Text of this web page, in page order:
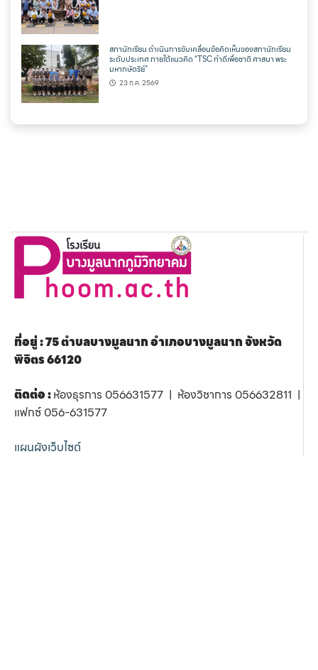
สภานักเรียน ดำเนินการขับเคลื่อนข้อคิดเห็นของสภานักเรียน
ระดับประเทศ ภายใต้แนวคิด “TSC ทำดีเพื่อชาติ ศาสนา พระ
มหากษัตริย์”
23 ก.ค. 2569
ที่อยู่ : 75 ตำบลบางมูลนาก อำเภอบางมูลนาก จังหวัด
พิจิตร 66120
ติดต่อ :ห้องธุรการ 056631577 | ห้องวิชาการ 056632811 |
แฟกซ์ 056-631577
แผนผังเว็บไซต์